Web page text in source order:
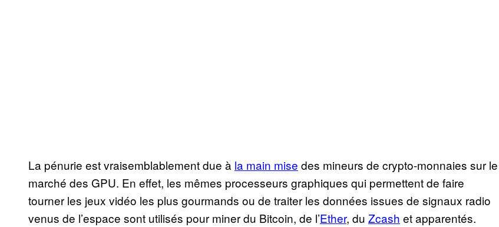
La pénurie est vraisemblablement due à la main mise des mineurs de crypto-monnaies sur le
marché des GPU. En effet, les mêmes processeurs graphiques qui permettent de faire
tourner les jeux vidéo les plus gourmands ou de traiter les données issues de signaux radio
venus de l’espace sont utilisés pour miner du Bitcoin, de l’Ether, du Zcash et apparentés.